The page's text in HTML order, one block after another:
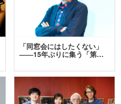
「同窓会にはしたくない」
――15年ぶりに集う「第…